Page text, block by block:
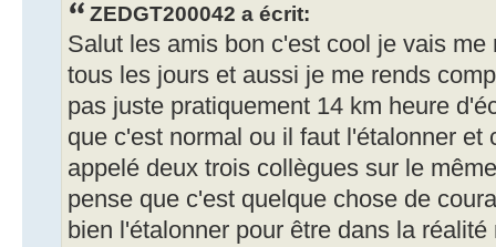
ZEDGT200042 a écrit:
Salut les amis bon c'est cool je vais
tous les jours et aussi je me rends
pas juste pratiquement 14 km heure
que c'est normal ou il faut l'étalonner et
appelé deux trois collègues sur le
pense que c'est quelque chose de
bien l'étalonner pour être dans la